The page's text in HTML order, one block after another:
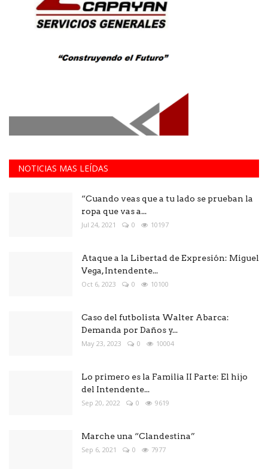
NOTICIAS MAS LEÍDAS
“Cuando veas que a tu lado se prueban la
ropa que vas a...
Jul 24, 2021 0 10197
Ataque a la Libertad de Expresión: Miguel
Vega, Intendente...
Oct 6, 2023 0 10100
Caso del futbolista Walter Abarca:
Demanda por Daños y...
May 23, 2023 0 10004
Lo primero es la Familia II Parte: El hijo
del Intendente...
Sep 20, 2022 0 9619
Marche una “Clandestina”
Sep 6, 2021 0 7977